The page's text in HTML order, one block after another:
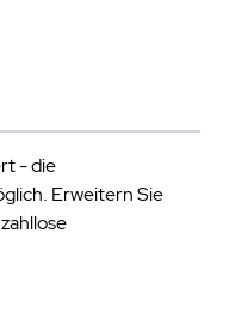
- die
Erweitern Sie